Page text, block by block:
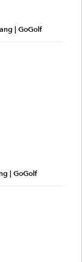
| GoGolf
| GoGolf